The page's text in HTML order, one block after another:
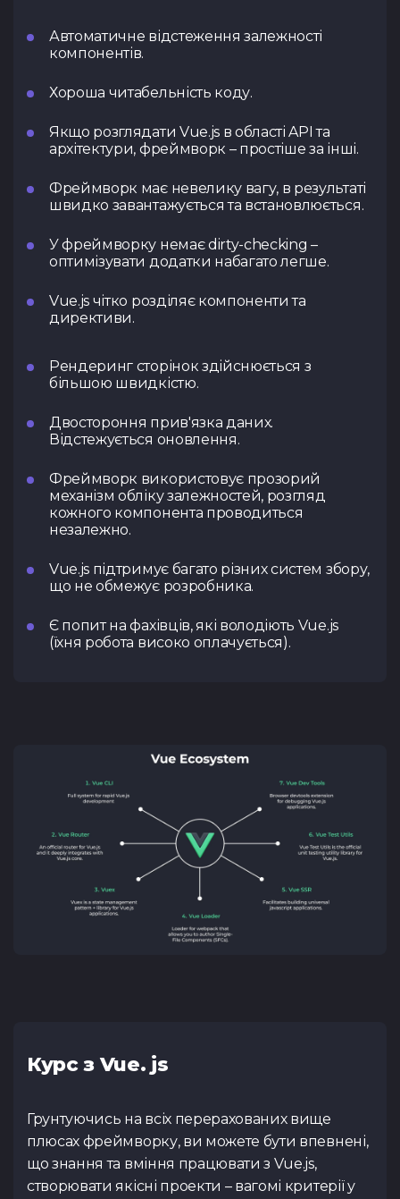
Автоматичне відстеження залежності
компонентів.
Хороша читабельність коду.
Якщо розглядати Vue.js в області API та
архітектури, фреймворк – простіше за інші.
Фреймворк має невелику вагу, в результаті
швидко завантажується та встановлюється.
У фреймворку немає dirty-checking –
оптимізувати додатки набагато легше.
Vue.js чітко розділяє компоненти та
директиви.
Рендеринг сторінок здійснюється з
більшою швидкістю.
Двостороння прив'язка даних.
Відстежується оновлення.
Фреймворк використовує прозорий
механізм обліку залежностей, розгляд
кожного компонента проводиться
незалежно.
Vue.js підтримує багато різних систем збору,
що не обмежує розробника.
Є попит на фахівців, які володіють Vue.js
(їхня робота високо оплачується).
Курс з Vue. js
Грунтуючись на всіх перерахованих вище
плюсах фреймворку, ви можете бути впевнені,
що знання та вміння працювати з Vue.js,
створювати якісні проекти – вагомі критерії у